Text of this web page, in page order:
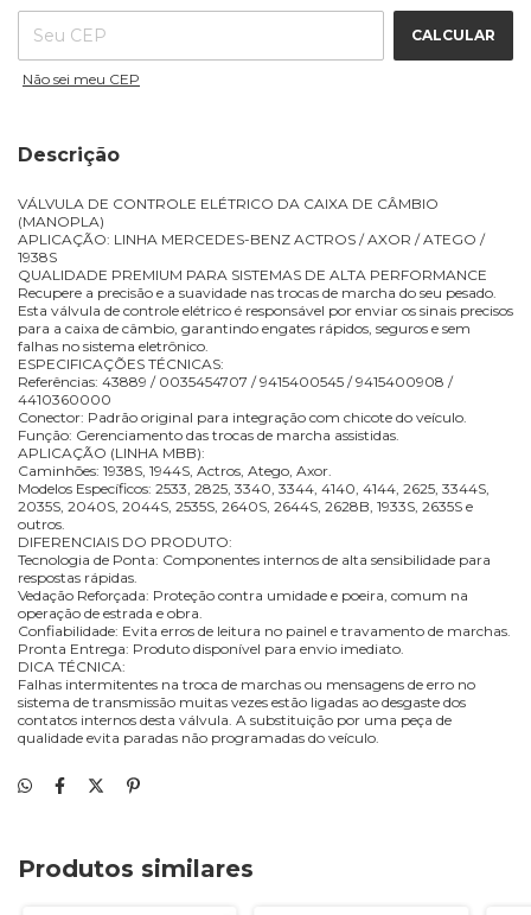
CALCULAR
Não sei meu CEP
Descrição
VÁLVULA DE CONTROLE ELÉTRICO DA CAIXA DE CÂMBIO
(MANOPLA)
APLICAÇÃO: LINHA MERCEDES-BENZ ACTROS / AXOR / ATEGO /
1938S
QUALIDADE PREMIUM PARA SISTEMAS DE ALTA PERFORMANCE
Recupere a precisão e a suavidade nas trocas de marcha do seu pesado.
Esta válvula de controle elétrico é responsável por enviar os sinais precisos
para a caixa de câmbio, garantindo engates rápidos, seguros e sem
falhas no sistema eletrônico.
ESPECIFICAÇÕES TÉCNICAS:
Referências: 43889 / 0035454707 / 9415400545 / 9415400908 /
4410360000
Conector: Padrão original para integração com chicote do veículo.
Função: Gerenciamento das trocas de marcha assistidas.
APLICAÇÃO (LINHA MBB):
Caminhões: 1938S, 1944S, Actros, Atego, Axor.
Modelos Específicos: 2533, 2825, 3340, 3344, 4140, 4144, 2625, 3344S,
2035S, 2040S, 2044S, 2535S, 2640S, 2644S, 2628B, 1933S, 2635S e
outros.
DIFERENCIAIS DO PRODUTO:
Tecnologia de Ponta: Componentes internos de alta sensibilidade para
respostas rápidas.
Vedação Reforçada: Proteção contra umidade e poeira, comum na
operação de estrada e obra.
Confiabilidade: Evita erros de leitura no painel e travamento de marchas.
Pronta Entrega: Produto disponível para envio imediato.
DICA TÉCNICA:
Falhas intermitentes na troca de marchas ou mensagens de erro no
sistema de transmissão muitas vezes estão ligadas ao desgaste dos
contatos internos desta válvula. A substituição por uma peça de
qualidade evita paradas não programadas do veículo.
Produtos similares